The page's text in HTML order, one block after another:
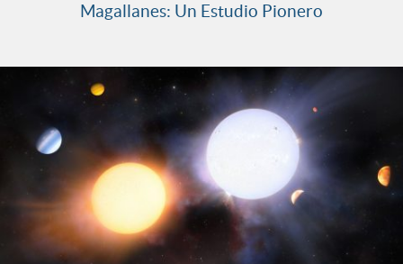
Magallanes: Un Estudio Pionero